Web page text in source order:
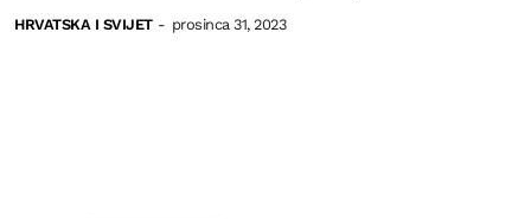
HRVATSKA I SVIJET - prosinca 31, 2023